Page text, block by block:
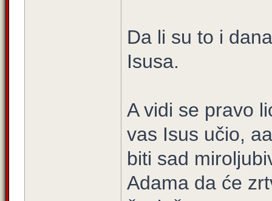
Da li su to i
Isusa.
A vidi se pravo
vas Isus učio,
biti sad
Adama da će